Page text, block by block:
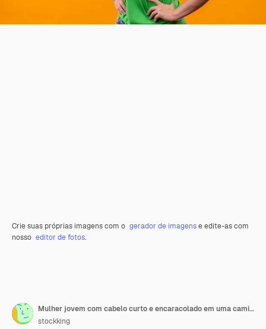
Crie suas próprias imagens com o gerador de imagense edite-as com
nosso editor de fotos.
Mulher jovem com cabelo curto e encaracolado em uma camiseta verde parecendo confiante com um sorriso no rosto em pé
stockking